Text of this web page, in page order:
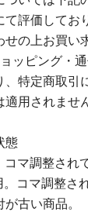
て評価してお
せの上お買い
ッピング・
、特定商取引
適用されませ
態
コマ調整され
。コマ調整さ
古い商品。